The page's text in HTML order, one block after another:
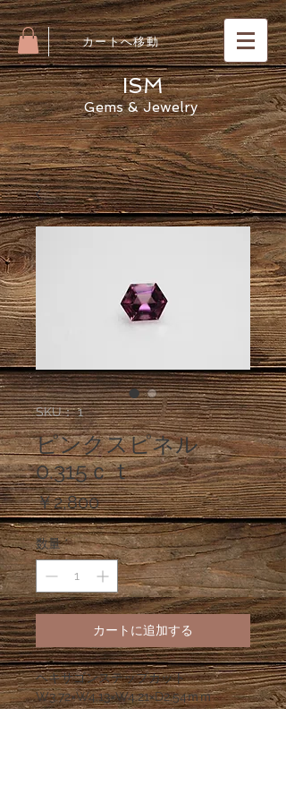
​カートへ移動
ISM
Gems & Jewelry
SKU： 1
ピンクスピネル
0.315ｃｔ
￥2,800価
格
数量 *
カートに追加する
ヘキサゴンステップカット
W3.72×W4.13×W4.21×D2.54ｍｍ